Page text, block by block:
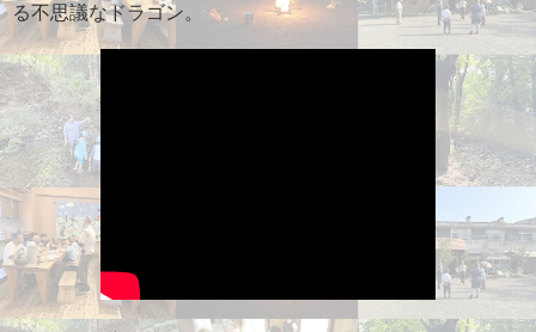
る不思議なドラゴン。